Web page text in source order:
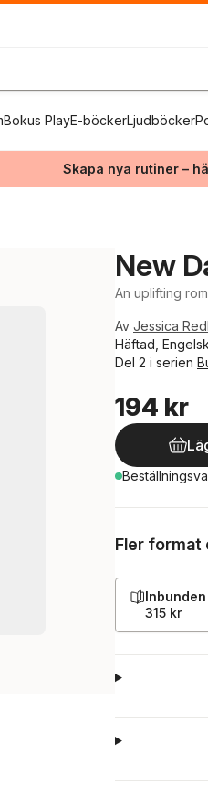
Bokus PlayE-böckerLjudböcker
Skapa nya rutiner –
New
An uplifting
Av Jessica
Häftad,
Del 2 i serien
194 kr
Fler format
Inbunden
315 kr